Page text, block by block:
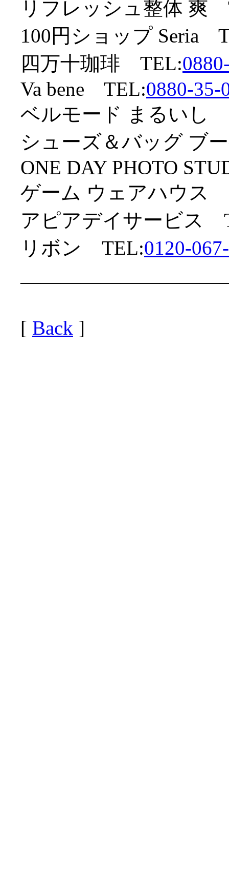
リフレッシュ整体 爽
100円ショップ Seria
四万十珈琲 TEL:
Va bene TEL:0880-35-
ベルモード まるいし
シューズ＆バッグ ブ
ONE DAY PHOTO
ゲーム ウェアハウス
アピアデイサービス
リボン TEL:0120-
[ Back ]